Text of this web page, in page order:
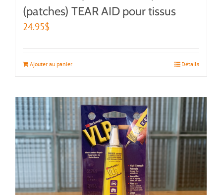
(patches) TEAR AID pour tissus
24.95$
Ajouter au panier Détails